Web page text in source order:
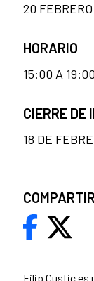
Filip Custic es
20
HORARIO
15:00 A 19:00
CIERRE DE
18 DE
COMPARTIR